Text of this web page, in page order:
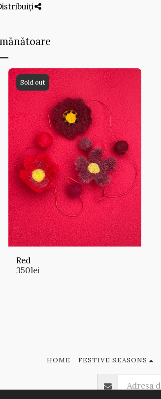
Sold out
Red
350lei
HOME FESTIVE SEASONS